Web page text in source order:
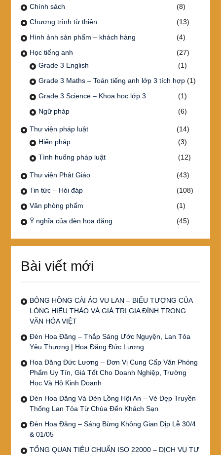
Chính sách
(8)
Chương trình từ thiện
(13)
Hình ảnh sản phẩm – khách hàng
(4)
Học tiếng anh
(27)
Grade 3 English
(1)
Grade 3 Maths – Toán tiếng anh lớp 3 tích hợp(1)
Grade 3 Science – Khoa học lớp 3
(1)
Ngữ pháp
(6)
Thư viện pháp luật
(14)
Hiến pháp
(3)
Tình huống pháp luật
(12)
Thư viện Phật Giáo
(43)
Tin tức – Hỏi đáp
(108)
Văn phòng phẩm
(1)
Ý nghĩa của đèn hoa đăng
(45)
Bài viết mới
BÔNG HỒNG CÀI ÁO VU LAN – BIỂU TƯỢNG CỦA
LÒNG HIẾU THẢO VÀ GIÁ TRỊ GIA ĐÌNH TRONG
VĂN HÓA VIỆT
Đèn Hoa Đăng – Thắp Sáng Ước Nguyện, Lan Tỏa
Yêu Thương | Hoa Đăng Đức Lương
Hoa Đăng Đức Lương – Đơn Vị Cung Cấp Văn Phòng
Phẩm Uy Tín, Giá Tốt Cho Doanh Nghiệp, Trường
Học Và Hộ Kinh Doanh
Đèn Hoa Đăng Và Đèn Lồng Hội An – Vẻ Đẹp Truyền
Thống Lan Tỏa Từ Chùa Đến Khách Sạn
Đèn Hoa Đăng – Sáng Bừng Không Gian Dịp Lễ 30/4
& 01/05
TỔNG QUAN TIÊU CHUẨN ISO 22000 – DỊCH VỤ TƯ